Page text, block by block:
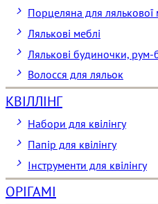
Порцеляна для лялькової
Лялькові меблі
Лялькові будиночки, рум-
Волосся для ляльок
КВІЛЛІНГ
Набори для квілінгу
Папір для квілінгу
Інструменти для квілінгу
ОРІГАМІ